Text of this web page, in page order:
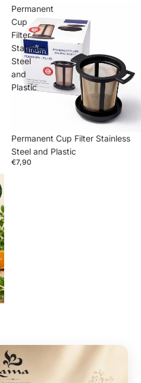
Permanent
Cup
Filter
Stainless
Steel
and
Plastic
Permanent Cup Filter Stainless
Steel and Plastic
€7,90